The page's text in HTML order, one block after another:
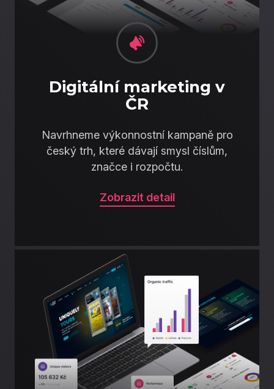
Digitální marketing v
ČR
Navrhneme výkonnostní kampaně pro
český trh, které dávají smysl číslům,
značce i rozpočtu.
Zobrazit detail